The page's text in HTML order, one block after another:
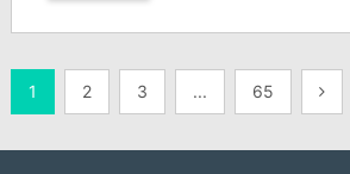
文
1 2 3 ... 65